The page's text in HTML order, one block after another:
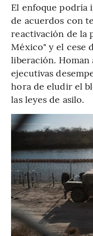
El enfoque podría
de acuerdos con
reactivación de la
México" y el cese
liberación. Homan
ejecutivas
hora de eludir el
las leyes de asilo.